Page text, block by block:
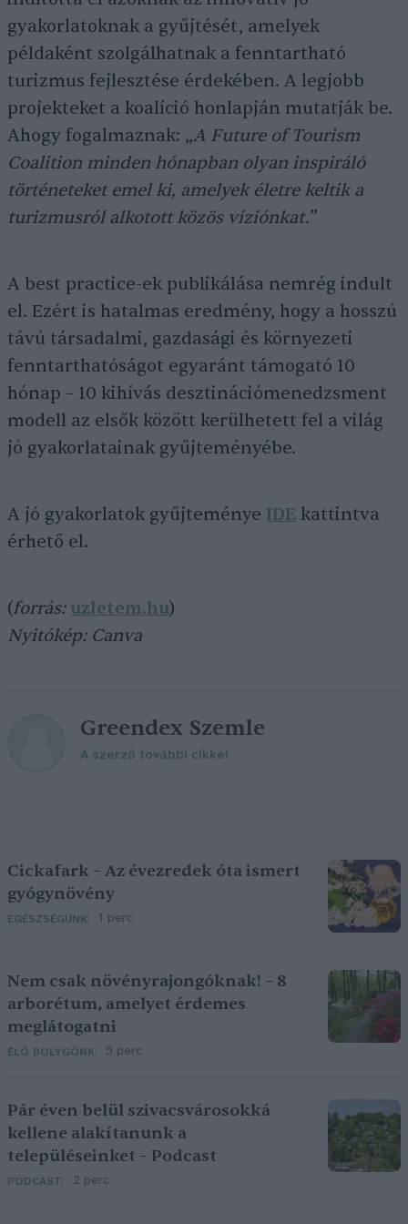
gyakorlatoknak a gyűjtését, amelyek
példaként szolgálhatnak a fenntartható
turizmus fejlesztése érdekében. A legjobb
projekteket a koalíció honlapján mutatják be.
Ahogy fogalmaznak: „A Future of Tourism
Coalition minden hónapban olyan inspiráló
történeteket emel ki, amelyek életre keltik a
turizmusról alkotott közös víziónkat.”
A best practice-ek publikálása nemrég indult
el. Ezért is hatalmas eredmény, hogy a hosszú
távú társadalmi, gazdasági és környezeti
fenntarthatóságot egyaránt támogató 10
hónap – 10 kihívás desztinációmenedzsment
modell az elsők között kerülhetett fel a világ
jó gyakorlatainak gyűjteményébe.
A jó gyakorlatok gyűjteménye IDE kattintva
érhető el.
(forrás: uzletem.hu)
Nyitókép: Canva
Greendex Szemle
A szerző további cikkei
Cickafark – Az évezredek óta ismert
gyógynövény
EGÉSZSÉGÜNK 1 perc
Nem csak növényrajongóknak! – 8
arborétum, amelyet érdemes
meglátogatni
ÉLŐ BOLYGÓNK 5 perc
Pár éven belül szivacsvárosokká
kellene alakítanunk a
településeinket – Podcast
PODCAST 2 perc